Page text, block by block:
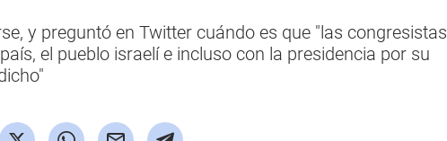
y preguntó en Twitter cuándo es que "las congresistas
el pueblo israelí e incluso con la presidencia por su